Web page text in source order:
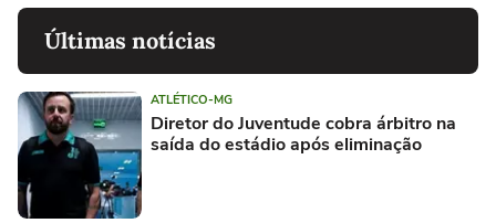
Últimas notícias
ATLÉTICO-MG
Diretor do Juventude cobra árbitro na
saída do estádio após eliminação